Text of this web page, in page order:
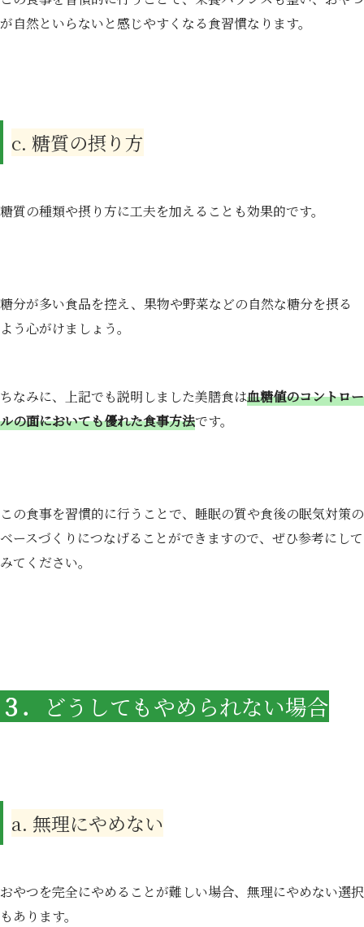
が自然といらないと感じやすくなる食習慣なります。
c. 糖質の摂り方
糖質の種類や摂り方に工夫を加えることも効果的です。
糖分が多い食品を控え、果物や野菜などの自然な糖分を摂る
よう心がけましょう。
ちなみに、上記でも説明しました美膳食は血糖値のコントロー
ルの面においても優れた食事方法です。
この食事を習慣的に行うことで、睡眠の質や食後の眠気対策の
ベースづくりにつなげることができますので、ぜひ参考にして
みてください。
３． どうしてもやめられない場合
a. 無理にやめない
おやつを完全にやめることが難しい場合、無理にやめない選択
もあります。